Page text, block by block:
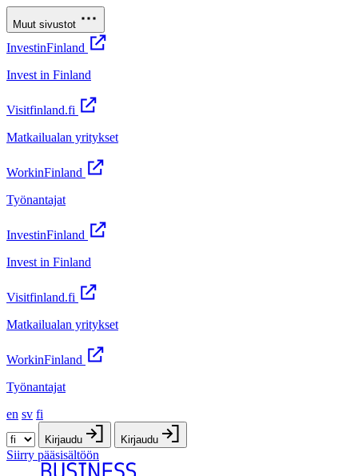
Muut sivustot
InvestinFinland
Invest in Finland
Visitfinland.fi
Matkailualan yritykset
WorkinFinland
Työnantajat
InvestinFinland
Invest in Finland
Visitfinland.fi
Matkailualan yritykset
WorkinFinland
Työnantajat
en sv fi
Kirjaudu Kirjaudu
Siirry pääsisältöön